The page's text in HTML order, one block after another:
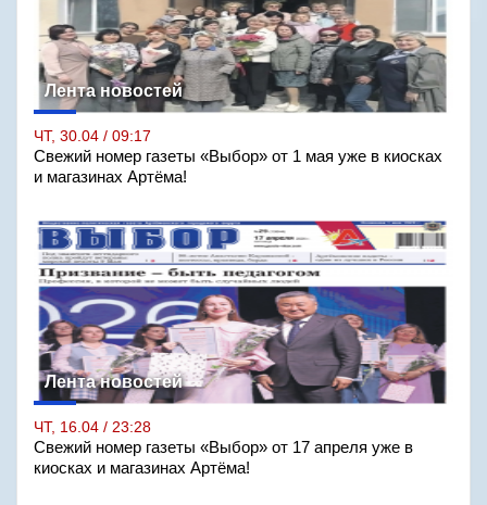
Лента новостей
ЧТ, 30.04 / 09:17
Свежий номер газеты «Выбор» от 1 мая уже в киосках
и магазинах Артёма!
Лента новостей
ЧТ, 16.04 / 23:28
Свежий номер газеты «Выбор» от 17 апреля уже в
киосках и магазинах Артёма!